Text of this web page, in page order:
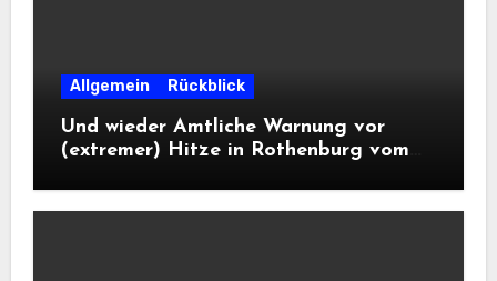
Allgemein Rückblick
Und wieder Amtliche Warnung vor
(extremer) Hitze in Rothenburg vom